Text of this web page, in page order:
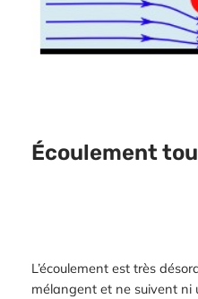
Écoulement
L’écoulement est très
mélangent et ne suivent ni